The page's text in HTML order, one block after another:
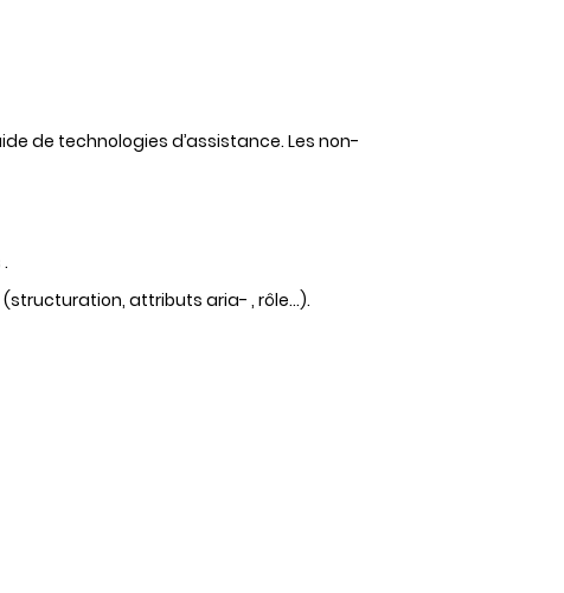
de technologies d’assistance. Les non-
attributs aria- , rôle…).